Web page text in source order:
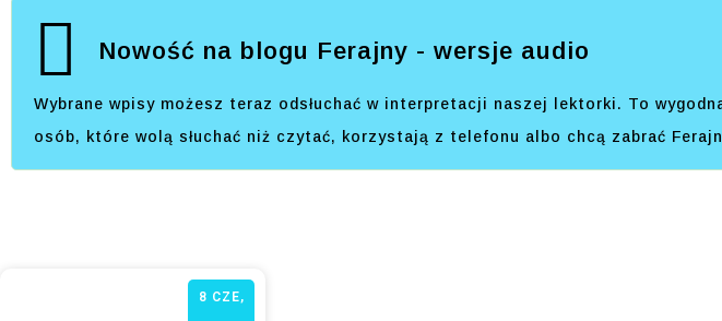
Nowość na blogu Ferajny - wersje audio
Wybrane wpisy możesz teraz odsłuchać w interpretacji naszej lektorki. To
osób, które wolą słuchać niż czytać, korzystają z telefonu albo chcą zabrać
8 CZE,